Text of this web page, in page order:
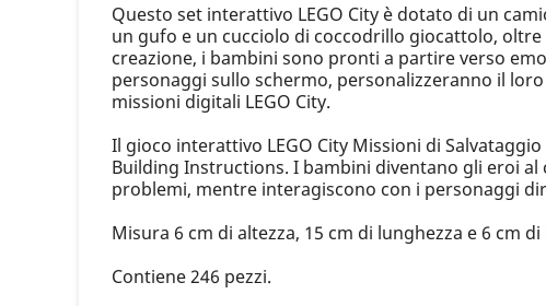
Questo set interattivo LEGO City è dotato di un
un gufo e un cucciolo di coccodrillo giocattolo,
creazione, i bambini sono pronti a partire verso
personaggi sullo schermo, personalizzeranno il
missioni digitali LEGO City.
Il gioco interattivo LEGO City Missioni di
Building Instructions. I bambini diventano gli eroi al
problemi, mentre interagiscono con i personaggi
Misura 6 cm di altezza, 15 cm di lunghezza e 6 cm di
Contiene 246 pezzi.